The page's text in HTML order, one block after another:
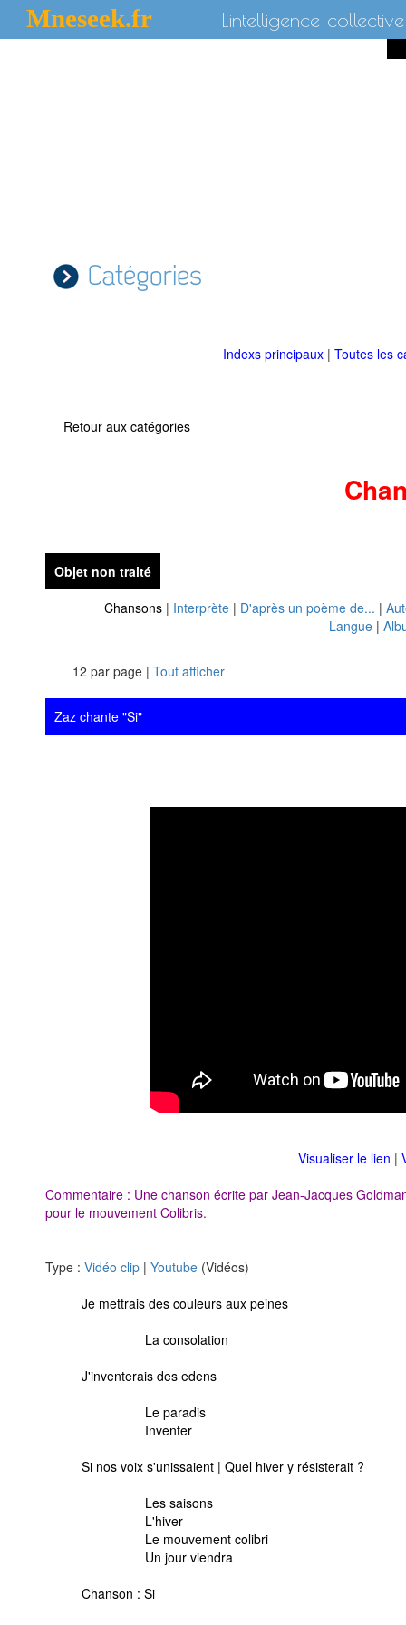
Mneseek.fr L'intelligence collective
Catégories
Indexs principaux | Toutes les
Retour aux catégories
Objet non traité
Chansons | Interprète | D'après un poème de... |
Langue |
12 par page | Tout afficher
Zaz chante "Si"
Visualiser le lien |
Commentaire : Une chanson écrite par Jean-Jacques
pour le mouvement Colibris.
Type : Vidéo clip | Youtube (Vidéos)
Je mettrais des couleurs aux peines
La consolation
J'inventerais des edens
Le paradis
Inventer
Si nos voix s'unissaient | Quel hiver y résisterait ?
Les saisons
L'hiver
Le mouvement colibri
Un jour viendra
Chanson : Si